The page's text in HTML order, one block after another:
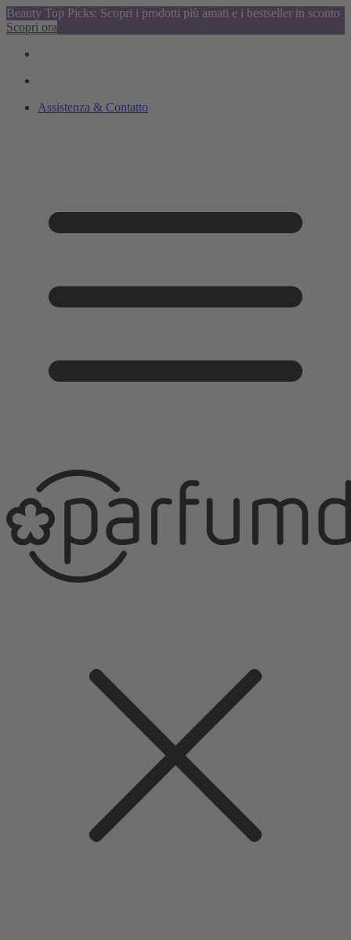
Beauty Top Picks: Scopri i prodotti più amati e i bestseller in sconto
Scopri ora
Assistenza & Contatto